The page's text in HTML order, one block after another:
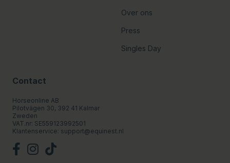
Over ons
Press
Singles Day
Contact
Horseonline AB
Pilotvägen 30, 392 41 Kalmar
Zweden
VAT.nr: SE559123992501
Klantenservice: support@equinest.nl